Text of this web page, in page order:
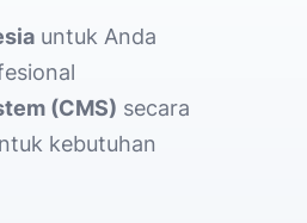
untuk Anda
(CMS) secara
kebutuhan